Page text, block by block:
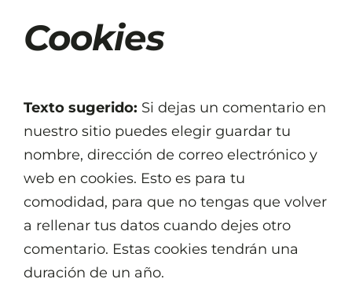
Cookies
Texto sugerido: Si dejas un comentario en
nuestro sitio puedes elegir guardar tu
nombre, dirección de correo electrónico y
web en cookies. Esto es para tu
comodidad, para que no tengas que volver
a rellenar tus datos cuando dejes otro
comentario. Estas cookies tendrán una
duración de un año.